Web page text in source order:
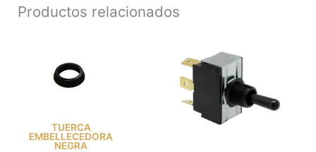
Productos relacionados
TUERCA
EMBELLECEDORA
NEGRA